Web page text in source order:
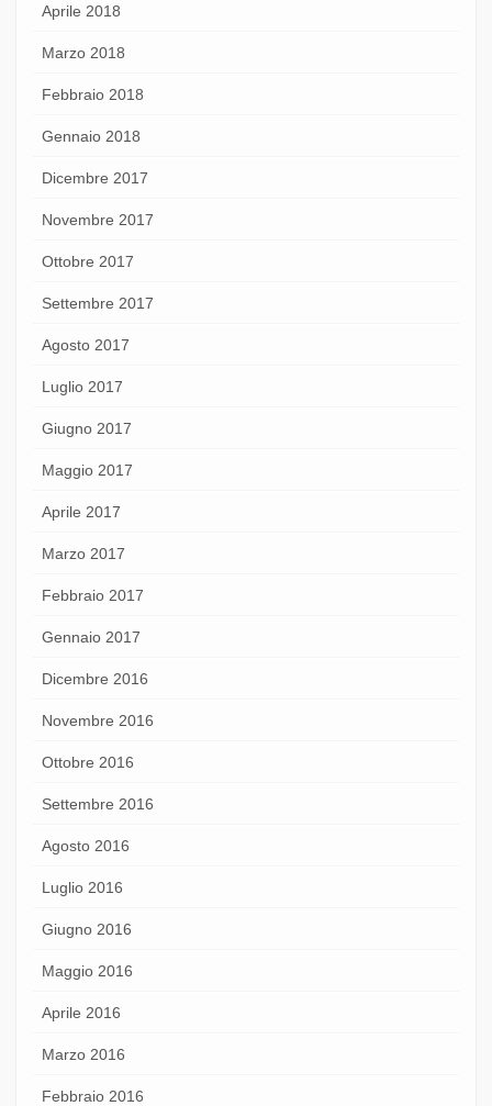
Aprile 2018
Marzo 2018
Febbraio 2018
Gennaio 2018
Dicembre 2017
Novembre 2017
Ottobre 2017
Settembre 2017
Agosto 2017
Luglio 2017
Giugno 2017
Maggio 2017
Aprile 2017
Marzo 2017
Febbraio 2017
Gennaio 2017
Dicembre 2016
Novembre 2016
Ottobre 2016
Settembre 2016
Agosto 2016
Luglio 2016
Giugno 2016
Maggio 2016
Aprile 2016
Marzo 2016
Febbraio 2016